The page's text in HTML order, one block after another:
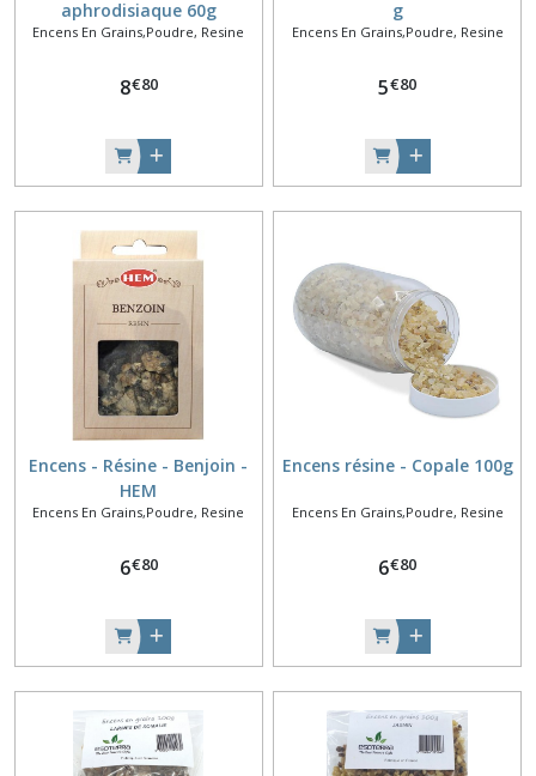
aphrodisiaque 60g
Encens En Grains,Poudre, Resine
8€80
g
Encens En Grains,Poudre, Resine
5€80
Encens - Résine - Benjoin -
HEM
Encens En Grains,Poudre, Resine
6€80
Encens résine - Copale 100g
Encens En Grains,Poudre, Resine
6€80